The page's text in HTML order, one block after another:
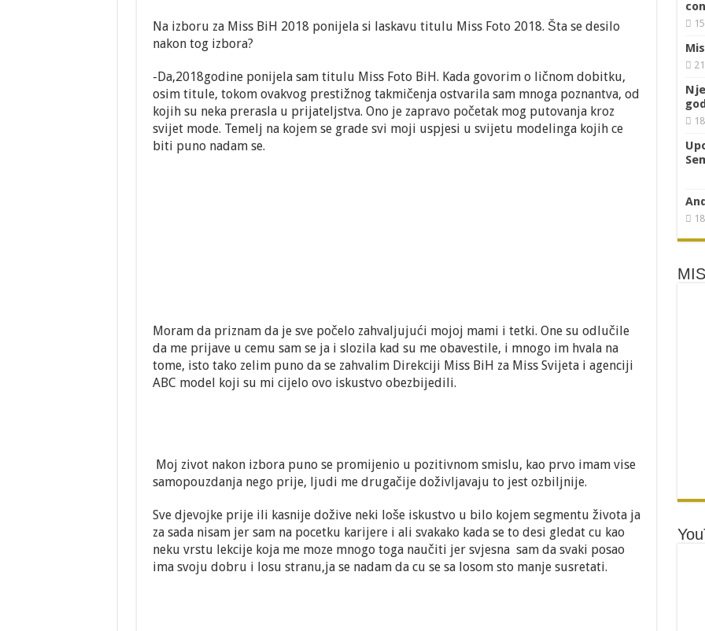
i
Na izboru za Miss BiH 2018 ponijela si laskavu titulu Miss Foto 2018. Šta se desilo
nakon tog izbora?
-Da,2018godine ponijela sam titulu Miss Foto BiH. Kada govorim o ličnom dobitku,
osim titule, tokom ovakvog prestižnog takmičenja ostvarila sam mnoga poznantva, od
kojih su neka prerasla u prijateljstva. Ono je zapravo početak mog putovanja kroz
svijet mode. Temelj na kojem se grade svi moji uspjesi u svijetu modelinga kojih ce
biti puno nadam se.
Moram da priznam da je sve počelo zahvaljujući mojoj mami i tetki. One su odlučile
da me prijave u cemu sam se ja i slozila kad su me obavestile, i mnogo im hvala na
tome, isto tako zelim puno da se zahvalim Direkciji Miss BiH za Miss Svijeta i agenciji
ABC model koji su mi cijelo ovo iskustvo obezbijedili.
Moj zivot nakon izbora puno se promijenio u pozitivnom smislu, kao prvo imam vise
samopouzdanja nego prije, ljudi me drugačije doživljavaju to jest ozbiljnije.
Sve djevojke prije ili kasnije dožive neki loše iskustvo u bilo kojem segmentu života ja
za sada nisam jer sam na pocetku karijere i ali svakako kada se to desi gledat cu kao
neku vrstu lekcije koja me moze mnogo toga naučiti jer svjesna sam da svaki posao
ima svoju dobru i losu stranu,ja se nadam da cu se sa losom sto manje susretati.